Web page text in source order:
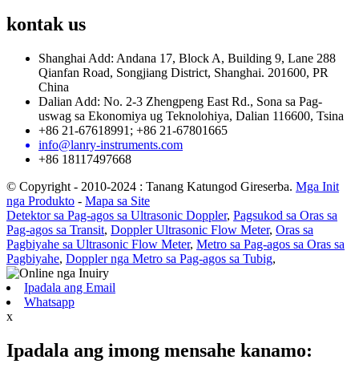
kontak us
Shanghai Add: Andana 17, Block A, Building 9, Lane 288
Qianfan Road, Songjiang District, Shanghai. 201600, PR
China
Dalian Add: No. 2-3 Zhengpeng East Rd., Sona sa Pag-
uswag sa Ekonomiya ug Teknolohiya, Dalian 116600, Tsina
+86 21-67618991; +86 21-67801665
info@lanry-instruments.com
+86 18117497668
© Copyright - 2010-2024 : Tanang Katungod Gireserba. Mga Init
nga Produkto - Mapa sa Site
Detektor sa Pag-agos sa Ultrasonic Doppler, Pagsukod sa Oras sa
Pag-agos sa Transit, Doppler Ultrasonic Flow Meter, Oras sa
Pagbiyahe sa Ultrasonic Flow Meter, Metro sa Pag-agos sa Oras sa
Pagbiyahe, Doppler nga Metro sa Pag-agos sa Tubig,
Ipadala ang Email
Whatsapp
x
Ipadala ang imong mensahe kanamo: